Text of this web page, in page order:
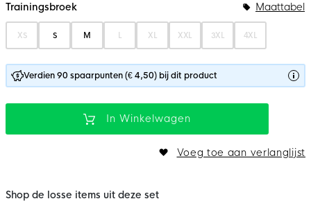
Trainingsbroek Maattabel
XS S M L XL XXL 3XL 4XL
Verdien 90 spaarpunten (€ 4,50) bij dit product
In Winkelwagen
Voeg toe aan verlanglijst
Shop de losse items uit deze set